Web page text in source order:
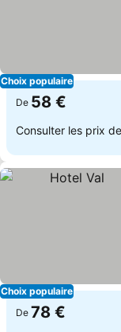
Choix populaire
De 58 €
Consulter les prix de
Choix populaire
De 78 €